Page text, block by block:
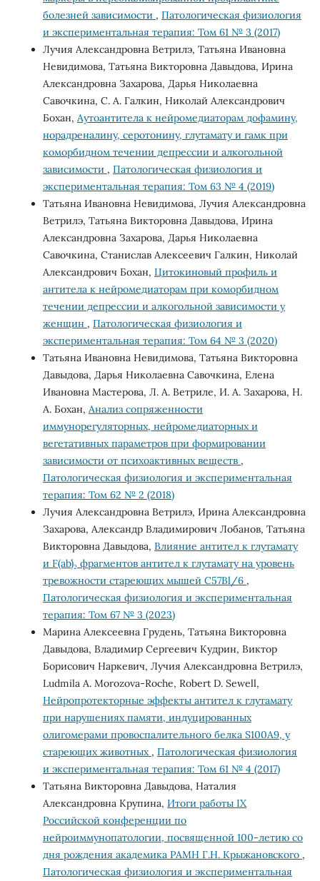
болезней зависимости , Патологическая физиология
и экспериментальная терапия: Том 61 № 3 (2017)
Лучия Александровна Ветрилэ, Татьяна Ивановна
Невидимова, Татьяна Викторовна Давыдова, Ирина
Александровна Захарова, Дарья Николаевна
Савочкина, С. А. Галкин, Николай Александрович
Бохан, Аутоантитела к нейромедиаторам дофамину,
норадреналину, серотонину, глутамату и гамк при
коморбидном течении депрессии и алкогольной
зависимости , Патологическая физиология и
экспериментальная терапия: Том 63 № 4 (2019)
Татьяна Ивановна Невидимова, Лучия Александровна
Ветрилэ, Татьяна Викторовна Давыдова, Ирина
Александровна Захарова, Дарья Николаевна
Савочкина, Станислав Алексеевич Галкин, Николай
Александрович Бохан, Цитокиновый профиль и
антитела к нейромедиаторам при коморбидном
течении депрессии и алкогольной зависимости у
женщин , Патологическая физиология и
экспериментальная терапия: Том 64 № 3 (2020)
Татьяна Ивановна Невидимова, Татьяна Викторовна
Давыдова, Дарья Николаевна Савочкина, Елена
Ивановна Мастерова, Л. А. Ветриле, И. А. Захарова, Н.
А. Бохан, Анализ сопряженности
иммунорегуляторных, нейромедиаторных и
вегетативных параметров при формировании
зависимости от психоактивных веществ ,
Патологическая физиология и экспериментальная
терапия: Том 62 № 2 (2018)
Лучия Александровна Ветрилэ, Ирина Александровна
Захарова, Александр Владимирович Лобанов, Татьяна
Викторовна Давыдова, Влияние антител к глутамату
и F(ab´)₂ фрагментов антител к глутамату на уровень
тревожности стареющих мышей C57Bl/6 ,
Патологическая физиология и экспериментальная
терапия: Том 67 № 3 (2023)
Марина Алексеевна Грудень, Татьяна Викторовна
Давыдова, Владимир Сергеевич Кудрин, Виктор
Борисович Наркевич, Лучия Александровна Ветрилэ,
Ludmila А. Morozova-Roche, Robert D. Sewell,
Нейропротекторные эффекты антител к глутамату
при нарушениях памяти, индуцированных
олигомерами провоспалительного белка S100A9, у
стареющих животных , Патологическая физиология
и экспериментальная терапия: Том 61 № 4 (2017)
Татьяна Викторовна Давыдова, Наталия
Александровна Крупина, Итоги работы IX
Российской конференции по
нейроиммунопатологии, посвященной 100-летию со
дня рождения академика РАМН Г.Н. Крыжановского ,
Патологическая физиология и экспериментальная